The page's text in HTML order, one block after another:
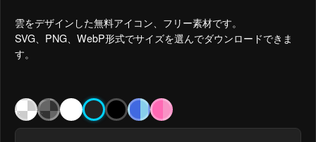
雲をデザインした無料アイコン、フリー素材です。
SVG、PNG、WebP形式でサイズを選んでダウンロードできま
す。